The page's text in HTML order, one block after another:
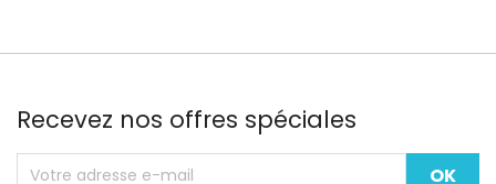
Recevez nos offres spéciales